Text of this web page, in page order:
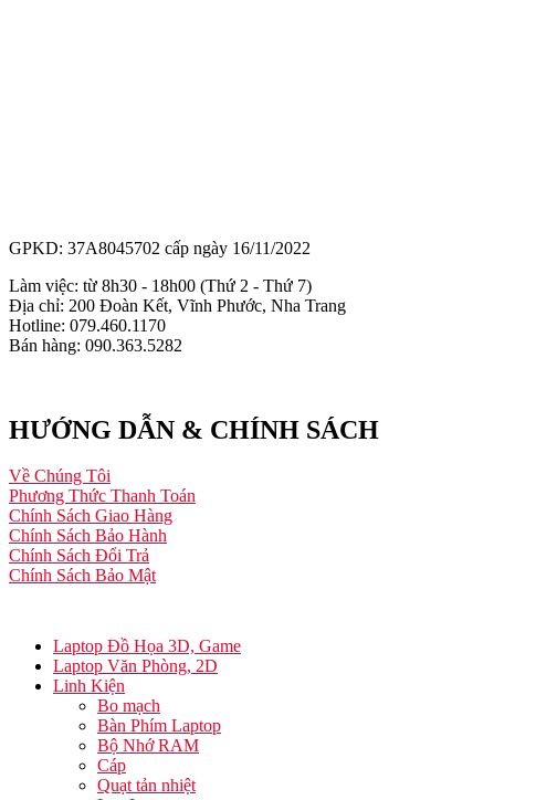
GPKD: 37A8045702 cấp ngày 16/11/2022
Làm việc: từ 8h30 - 18h00 (Thứ 2 - Thứ 7)
Địa chỉ: 200 Đoàn Kết, Vĩnh Phước, Nha Trang
Hotline: 079.460.1170
Bán hàng: 090.363.5282
HƯỚNG DẪN & CHÍNH SÁCH
Về Chúng Tôi
Phương Thức Thanh Toán
Chính Sách Giao Hàng
Chính Sách Bảo Hành
Chính Sách Đổi Trả
Chính Sách Bảo Mật
Laptop Đồ Họa 3D, Game
Laptop Văn Phòng, 2D
Linh Kiện
Bo mạch
Bàn Phím Laptop
Bộ Nhớ RAM
Cáp
Quạt tản nhiệt